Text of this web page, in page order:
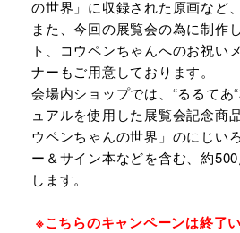
の世界」に収録された原画など
また、今回の展覧会の為に制作
ト、コウペンちゃんへのお祝い
ナーもご用意しております。
会場内ショップでは、“るるてあ
ュアルを使用した展覧会記念商
ウペンちゃんの世界」のにじい
ー＆サイン本などを含む、約
します。
※こちらのキャンペーンは終了